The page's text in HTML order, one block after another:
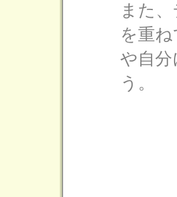
また
を重
や自
う。